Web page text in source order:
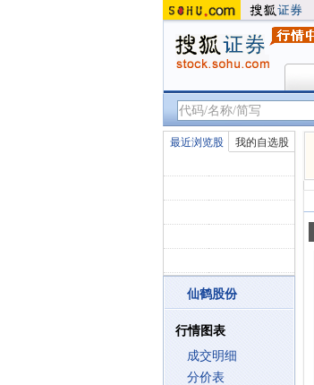
最近浏览股 我的自选股
仙鹤股份
行情图表
成交明细
分价表